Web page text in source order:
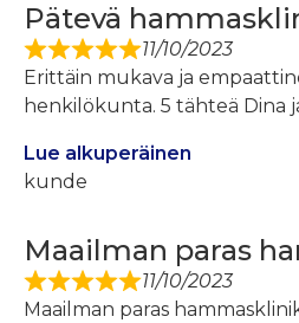
Pätevä
11/10/2023
Erittäin mukava ja
henkilökunta. 5 tähteä Dina
Lue alkuperäinen
kunde
Maailman paras
11/10/2023
Maailman paras